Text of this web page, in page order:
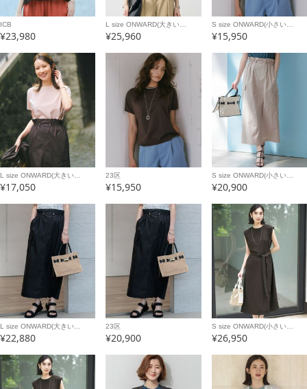
ICB
¥23,980
L size ONWARD(大きい…
¥25,960
S size ONWARD(小さい…
¥15,950
L size ONWARD(大きい…
¥17,050
23区
¥15,950
S size ONWARD(小さい…
¥20,900
L size ONWARD(大きい…
¥22,880
23区
¥20,900
S size ONWARD(小さい…
¥26,950